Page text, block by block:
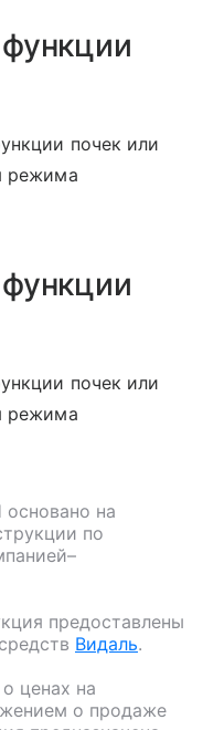
почек или
режима
почек или
режима
основано на
по
предоставлены
Видаль.
ценах на
о продаже